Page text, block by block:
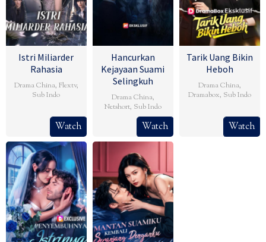
Istri Miliarder
Rahasia
Drama China, Flextv,
Sub Indo
Watch
Hancurkan
Kejayaan Suami
Selingkuh
Drama China,
Netshort, Sub Indo
Watch
Tarik Uang Bikin
Heboh
Drama China,
Dramabox, Sub Indo
Watch